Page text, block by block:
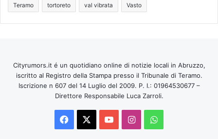
Teramo tortoreto val vibrata Vasto
Cityrumors.it é un quotidiano online di notizie locali in Abruzzo,
iscritto al Registro della Stampa presso il Tribunale di Teramo.
Iscrizione n 607 del 14 Luglio del 2009. P. I.: 01964530677 –
Direttore Responsabile Luca Zarroli.
Facebook
You InstagramWhatsApp